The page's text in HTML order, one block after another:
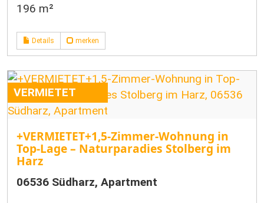
196 m²
Details merken
VERMIETET
+VERMIETET+1,5-Zimmer-Wohnung in
Top-Lage – Naturparadies Stolberg im
Harz
06536 Südharz, Apartment